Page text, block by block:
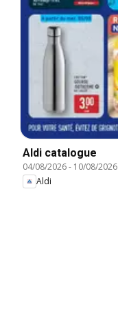
Aldi catalogue
04/08/2026- 10/08/2026
Aldi